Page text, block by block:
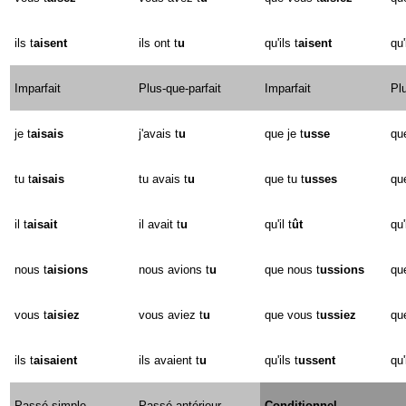
ils taisent ils ont tu qu'ils taisent
Imparfait Plus-que-parfait Imparfait
je taisais j'avais tu que je tusse
tu taisais tu avais tu que tu tusses
il taisait il avait tu qu'il tût
nous taisions nous avions tu que nous tussions
vous taisiez vous aviez tu que vous tussiez
ils taisaient ils avaient tu qu'ils tussent